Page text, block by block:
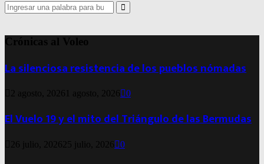
Search
for:
Search
Crónicas al Voleo
La silenciosa resistencia de los pueblos nómadas
2 agosto, 2026 1 agosto, 2026 0
El Vuelo 19 y el mito del Triángulo de las Bermudas
26 julio, 2026 25 julio, 2026 0